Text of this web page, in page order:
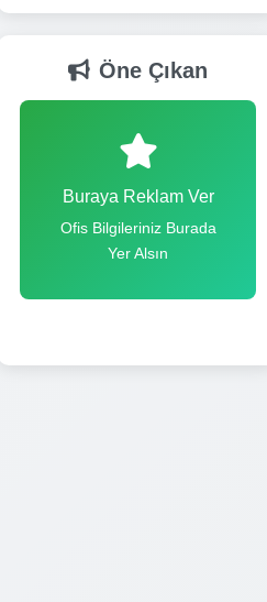
Öne Çıkan
Buraya Reklam Ver
Ofis Bilgileriniz Burada
Yer Alsın